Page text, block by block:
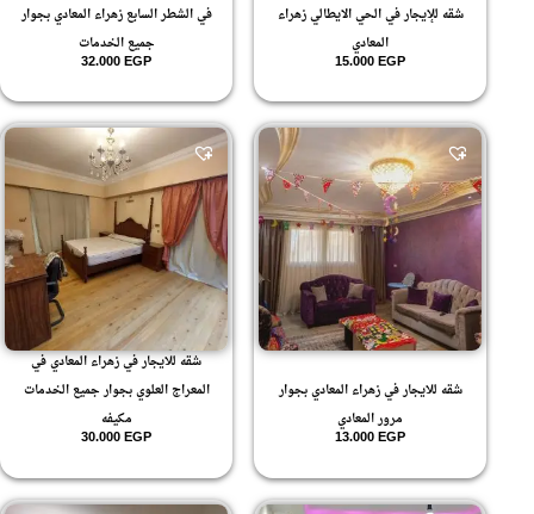
شقه للإيجار في الحي الايطالي زهراء
المعادي
15.000EGP
في الشطر السابع زهراء المعادي بجوار
جميع الخدمات
32.000EGP
شقه للايجار في زهراء المعادي بجوار
مرور المعادي
13.000EGP
شقه للايجار في زهراء المعادي في
المعراج العلوي بجوار جميع الخدمات
مكيفه
30.000EGP